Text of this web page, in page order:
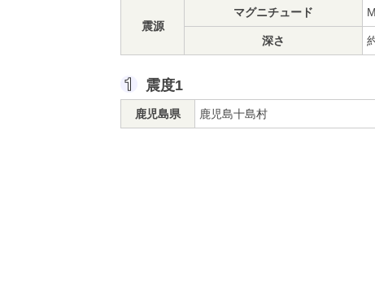
震源
マグニチュード
深さ
震度1
鹿児島県 鹿児島十島村